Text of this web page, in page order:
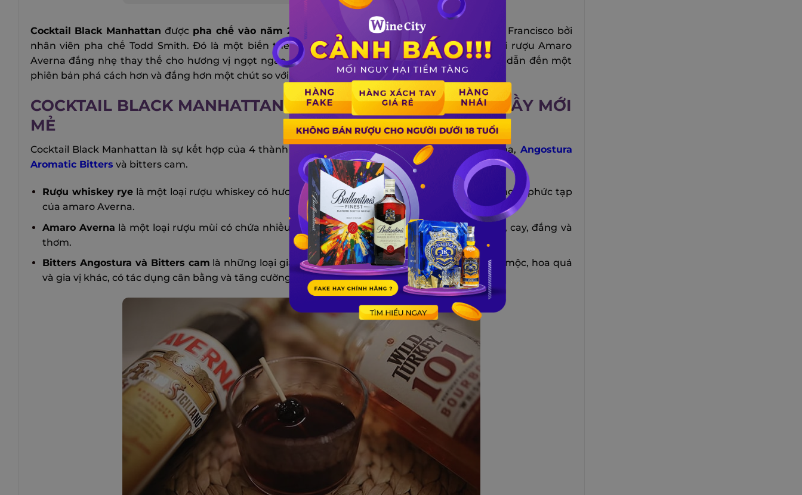
Cocktail Black Manhattan được pha chế vào năm 2005
tại quán bar Bourbon & Branch ở San Francisco bởi
nhân viên pha chế Todd Smith. Đó là một biến thể đơn giản của món Manhattan cổ điển, với rượu Amaro
Averna đắng nhẹ thay thế cho hương vị ngọt ngào của rượu Vermouth. Những điều chỉnh này dẫn đến một
phiên bản phá cách hơn và đắng hơn một chút so với loại Manhattan truyền thống.
COCKTAIL BLACK MANHATTAN – CÔNG THỨC PHÁ CÁCH ĐẦY MỚI
MẺ
Cocktail Black Manhattan là sự kết hợp của 4 thành phần chính: rượu whiskey rye, amaro Averna, Angostura
Aromatic Bitters và bitters cam.
Rượu whiskey rye là một loại rượu whiskey có hương vị cay nồng và đậm đà, phù hợp với hương vị phức tạp
của amaro Averna.
Amaro Averna là một loại rượu mùi có chứa nhiều loại thảo dược, gia vị và caramel, có vị ngọt, cay, đắng và
thơm.
Bitters Angostura và Bitters cam là những loại gia vị dạng nước có chứa cồn và các loại thảo mộc, hoa quả
và gia vị khác, có tác dụng cân bằng và tăng cường hương vị của cocktail.